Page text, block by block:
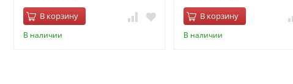
В корзину
В наличии
В корзину
В наличии